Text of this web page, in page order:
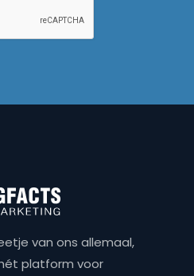
van ons allemaal,
platform voor